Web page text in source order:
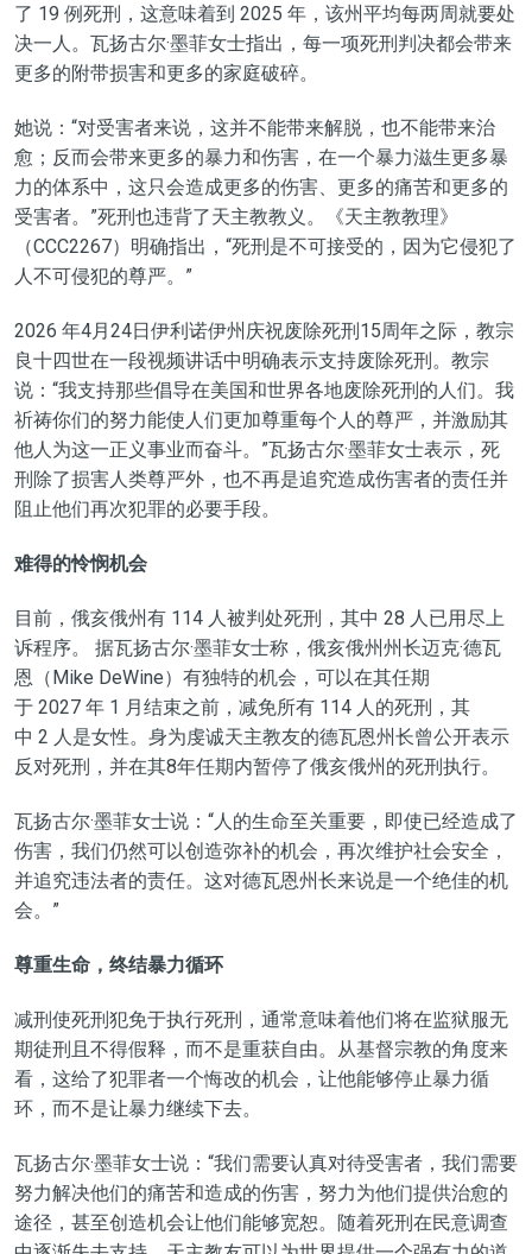
了 19 例死刑，这意味着到 2025 年，该州平均每两周就要处
决一人。瓦扬古尔·墨菲女士指出，每一项死刑判决都会带来
更多的附带损害和更多的家庭破碎。
她说：“对受害者来说，这并不能带来解脱，也不能带来治
愈；反而会带来更多的暴力和伤害，在一个暴力滋生更多暴
力的体系中，这只会造成更多的伤害、更多的痛苦和更多的
受害者。”死刑也违背了天主教教义。《天主教教理》
（CCC2267）明确指出，“死刑是不可接受的，因为它侵犯了
人不可侵犯的尊严。”
2026 年4月24日伊利诺伊州庆祝废除死刑15周年之际，教宗
良十四世在一段视频讲话中明确表示支持废除死刑。教宗
说：“我支持那些倡导在美国和世界各地废除死刑的人们。我
祈祷你们的努力能使人们更加尊重每个人的尊严，并激励其
他人为这一正义事业而奋斗。”瓦扬古尔·墨菲女士表示，死
刑除了损害人类尊严外，也不再是追究造成伤害者的责任并
阻止他们再次犯罪的必要手段。
难得的怜悯机会
目前，俄亥俄州有 114 人被判处死刑，其中 28 人已用尽上
诉程序。 据瓦扬古尔·墨菲女士称，俄亥俄州州长迈克·德瓦
恩（Mike DeWine）有独特的机会，可以在其任期
于 2027 年 1 月结束之前，减免所有 114 人的死刑，其
中 2 人是女性。身为虔诚天主教友的德瓦恩州长曾公开表示
反对死刑，并在其8年任期内暂停了俄亥俄州的死刑执行。
瓦扬古尔·墨菲女士说：“人的生命至关重要，即使已经造成了
伤害，我们仍然可以创造弥补的机会，再次维护社会安全，
并追究违法者的责任。这对德瓦恩州长来说是一个绝佳的机
会。”
尊重生命，终结暴力循环
减刑使死刑犯免于执行死刑，通常意味着他们将在监狱服无
期徒刑且不得假释，而不是重获自由。从基督宗教的角度来
看，这给了犯罪者一个悔改的机会，让他能够停止暴力循
环，而不是让暴力继续下去。
瓦扬古尔·墨菲女士说：“我们需要认真对待受害者，我们需要
努力解决他们的痛苦和造成的伤害，努力为他们提供治愈的
途径，甚至创造机会让他们能够宽恕。随着死刑在民意调查